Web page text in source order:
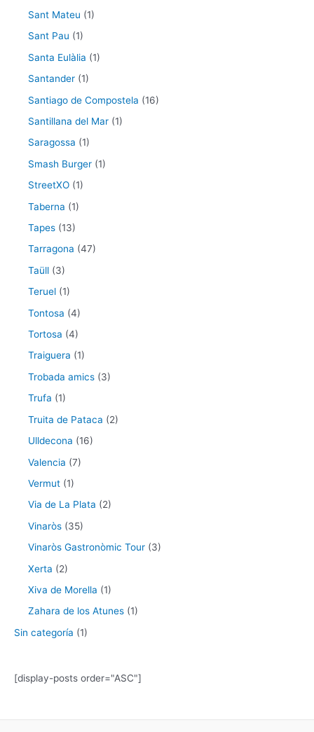
Sant Mateu (1)
Sant Pau (1)
Santa Eulàlia (1)
Santander (1)
Santiago de Compostela (16)
Santillana del Mar (1)
Saragossa (1)
Smash Burger (1)
StreetXO (1)
Taberna (1)
Tapes (13)
Tarragona (47)
Taüll (3)
Teruel (1)
Tontosa (4)
Tortosa (4)
Traiguera (1)
Trobada amics (3)
Trufa (1)
Truita de Pataca (2)
Ulldecona (16)
Valencia (7)
Vermut (1)
Via de La Plata (2)
Vinaròs (35)
Vinaròs Gastronòmic Tour (3)
Xerta (2)
Xiva de Morella (1)
Zahara de los Atunes (1)
Sin categoría (1)
[display-posts order="ASC"]